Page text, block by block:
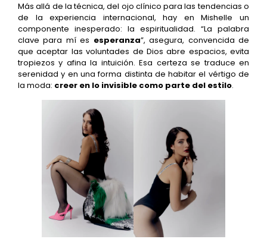
Más allá de la técnica, del ojo clínico para las tendencias o
de la experiencia internacional, hay en Mishelle un
componente inesperado: la espiritualidad. “La palabra
clave para mí es esperanza”, asegura, convencida de
que aceptar las voluntades de Dios abre espacios, evita
tropiezos y afina la intuición. Esa certeza se traduce en
serenidad y en una forma distinta de habitar el vértigo de
la moda: creer en lo invisible como parte del estilo.